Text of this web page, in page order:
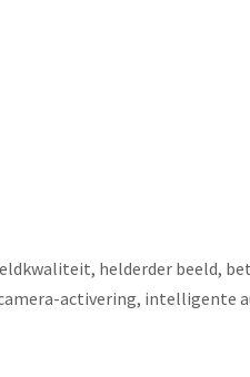
helderder beeld,
activering, intelligente